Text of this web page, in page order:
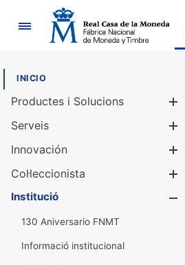
Navegació
INICIO
Productes i Solucions
Serveis
Innovación
Col·leccionista
Institució
130 Aniversario FNMT
Informació institucional